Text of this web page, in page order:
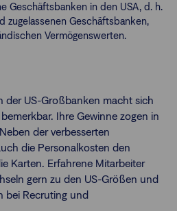
Geschäftsbanken in den USA, d. h.
zugelassenen Geschäftsbanken,
Vermögenswerten.
der US-Großbanken macht sich
Ihre Gewinne zogen in
der verbesserten
die Personalkosten den
Karten. Erfahrene Mitarbeiter
gern zu den US-Größen und
bei Recruting und